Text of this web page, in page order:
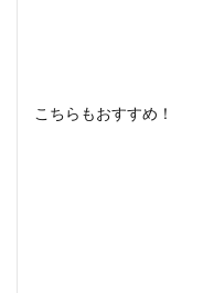
こちらもおすすめ！